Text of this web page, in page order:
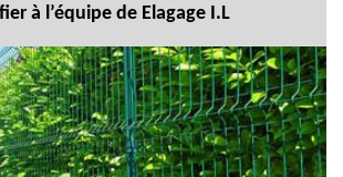
à l’équipe de Elagage I.L